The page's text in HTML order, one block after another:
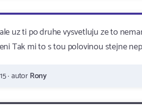
uz ti po druhe vysvetluju ze to
Tak mi to s tou polovinou stejne
· autorRony